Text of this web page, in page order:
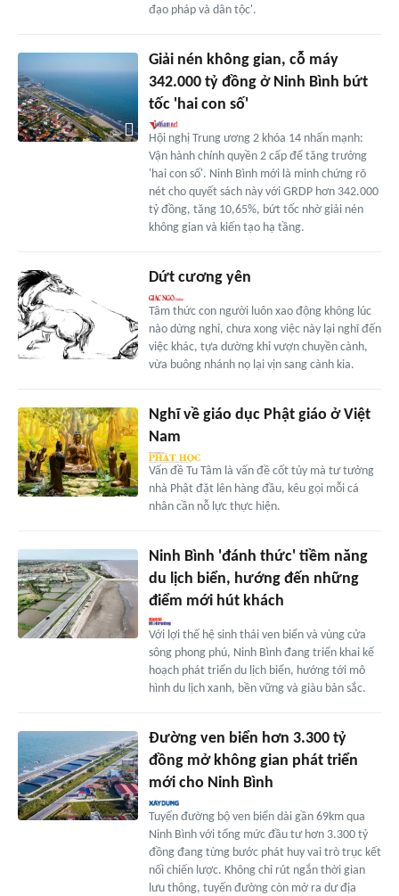
đạo pháp và dân tộc'.
Giải nén không gian, cỗ máy
342.000 tỷ đồng ở Ninh Bình bứt
tốc 'hai con số'
Hội nghị Trung ương 2 khóa 14 nhấn mạnh:
Vận hành chính quyền 2 cấp để tăng trưởng
'hai con số'. Ninh Bình mới là minh chứng rõ
nét cho quyết sách này với GRDP hơn 342.000
tỷ đồng, tăng 10,65%, bứt tốc nhờ giải nén
không gian và kiến tạo hạ tầng.
Dứt cương yên
Tâm thức con người luôn xao động không lúc
nào dừng nghỉ, chưa xong việc này lại nghĩ đến
việc khác, tựa dường khỉ vượn chuyền cành,
vừa buông nhánh nọ lại vịn sang cành kia.
Nghĩ về giáo dục Phật giáo ở Việt
Nam
Vấn đề Tu Tâm là vấn đề cốt tủy mà tư tưởng
nhà Phật đặt lên hàng đầu, kêu gọi mỗi cá
nhân cần nỗ lực thực hiện.
Ninh Bình 'đánh thức' tiềm năng
du lịch biển, hướng đến những
điểm mới hút khách
Với lợi thế hệ sinh thái ven biển và vùng cửa
sông phong phú, Ninh Bình đang triển khai kế
hoạch phát triển du lịch biển, hướng tới mô
hình du lịch xanh, bền vững và giàu bản sắc.
Đường ven biển hơn 3.300 tỷ
đồng mở không gian phát triển
mới cho Ninh Bình
Tuyến đường bộ ven biển dài gần 69km qua
Ninh Bình với tổng mức đầu tư hơn 3.300 tỷ
đồng đang từng bước phát huy vai trò trục kết
nối chiến lược. Không chỉ rút ngắn thời gian
lưu thông, tuyến đường còn mở ra dư địa